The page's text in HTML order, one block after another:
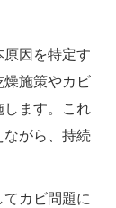
因を特定す
燥施策やカビ
します。これ
ながら、持続
カビ問題に